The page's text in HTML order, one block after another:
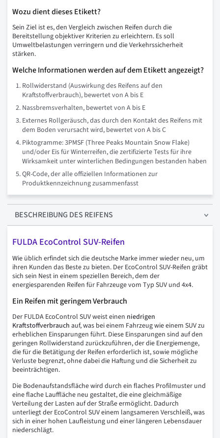
Wozu dient dieses Etikett?
Sein Ziel ist es, den Vergleich zwischen Reifen durch die
Bereitstellung objektiver Kriterien zu erleichtern. Es soll
Umweltbelastungen verringern und die Verkehrssicherheit
stärken.
Welche Informationen werden auf dem Etikett angezeigt?
Rollwiderstand (Auswirkung des Reifens auf den
Kraftstoffverbrauch), bewertet von A bis E
Nassbremsverhalten, bewertet von A bis E
Externes Rollgeräusch, das durch den Kontakt des Reifens mit
dem Boden verursacht wird, bewertet von A bis C
Piktogramme: 3PMSF (Three Peaks Mountain Snow Flake)
und/oder Eis für Winterreifen, die zertifizierte Tests für ihre
Wirksamkeit unter winterlichen Bedingungen bestanden haben
QR-Code, der alle offiziellen Informationen zur
Produktkennzeichnung zusammenfasst
BESCHREIBUNG DES REIFENS
FULDA EcoControl SUV-Reifen
Wie üblich erfindet sich die deutsche Marke immer wieder neu, um
ihren Kunden das Beste zu bieten. Der EcoControl SUV-Reifen gräbt
sich sein Nest in einem speziellen Bereich, dem der
energiesparenden Reifen für Fahrzeuge vom Typ SUV und 4x4.
Ein Reifen mit geringem Verbrauch
Der FULDA EcoControl SUV weist einen niedrigen
Kraftstoffverbrauch auf, was bei einem Fahrzeug wie einem SUV zu
erheblichen Einsparungen führt. Diese Einsparungen sind auf den
geringen Rollwiderstand zurückzuführen, der die Energiemenge,
die für die Betätigung der Reifen erforderlich ist, sowie mögliche
Verluste begrenzt, ohne dabei die Haftung und die Sicherheit zu
beeinträchtigen.
Die Bodenaufstandsfläche wird durch ein flaches Profilmuster und
eine flache Lauffläche neu gestaltet, die eine gleichmäßige
Verteilung der Lasten auf der Straße ermöglicht. Dadurch
unterliegt der EcoControl SUV einem langsameren Verschleiß, was
sich in einer hohen Laufleistung und einer längeren Lebensdauer
niederschlägt.